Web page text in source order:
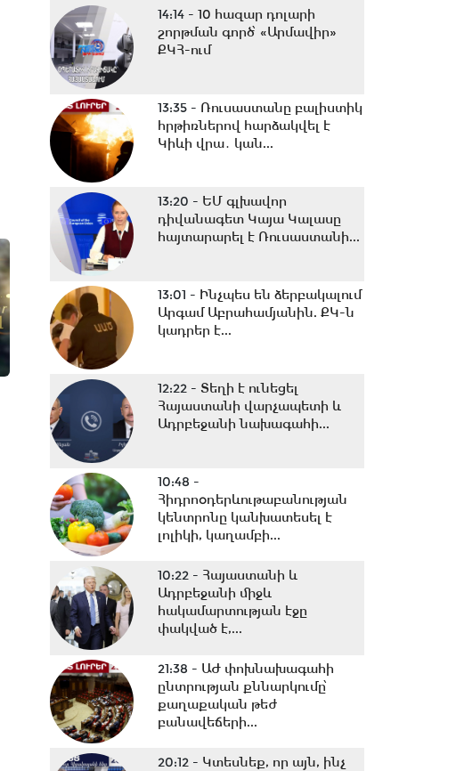
14:14 - 10 հազար դոլարի
շորթման գործ՝ «Արմավիր»
ՔԿՀ-ում
13:35 - Ռուսաստանը բալիստիկ
հրթիռներով հարձակվել է
Կիևի վրա․ կան...
13:20 - ԵՄ գլխավոր
դիվանագետ Կայա Կալասը
հայտարարել է Ռուսաստանի...
13:01 - Ինչպես են ձերբակալում
Արգամ Աբրահամյանին. ՔԿ-ն
կադրեր է...
12:22 - Տեղի է ունեցել
Հայաստանի վարչապետի և
Ադրբեջանի նախագահի...
10:48 -
Հիդրոօդերևութաբանության
կենտրոնը կանխատեսել է
լոլիկի, կաղամբի...
10:22 - Հայաստանի և
Ադրբեջանի միջև
հակամարտության էջը
փակված է,...
21:38 - ԱԺ փոխնախագահի
ընտրության քննարկումը՝
քաղաքական թեժ
բանավեճերի...
20:12 - Կտեսնեք, որ այն, ինչ